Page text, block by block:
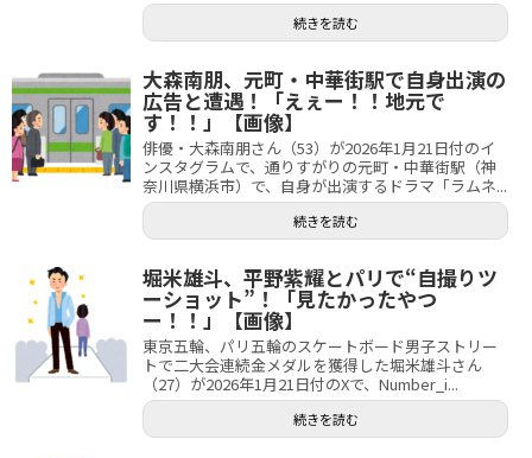
続きを読む
大森南朋、元町・中華街駅で自身出演の
広告と遭遇！「えぇー！！地元で
す！！」【画像】
俳優・大森南朋さん（53）が2026年1月21日付のイ
ンスタグラムで、通りすがりの元町・中華街駅（神
奈川県横浜市）で、自身が出演するドラマ「ラムネ...
続きを読む
堀米雄斗、平野紫耀とパリで“自撮りツ
ーショット”！「見たかったやつ
ー！！」【画像】
東京五輪、パリ五輪のスケートボード男子ストリー
トで二大会連続金メダルを獲得した堀米雄斗さん
（27）が2026年1月21日付のXで、Number_i...
続きを読む